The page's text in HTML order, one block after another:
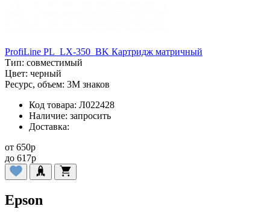
ProfiLine PL_LX-350_BK Картридж матричный
Тип: совместимый
Цвет: черный
Ресурс, объем: 3M знаков
Код товара: Л022428
Наличие: запросить
Доставка:
от 650p
до 617p
Epson